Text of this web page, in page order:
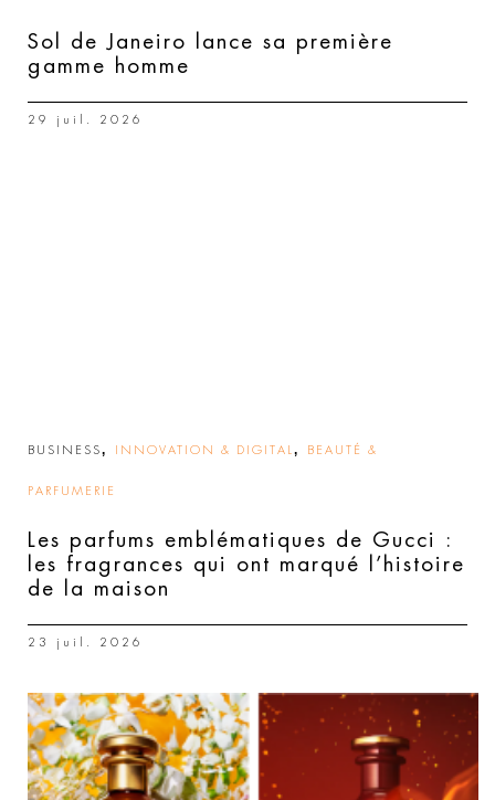
Sol de Janeiro lance sa première
gamme homme
29 juil. 2026
BUSINESS, INNOVATION & DIGITAL , BEAUTÉ &
PARFUMERIE
Les parfums emblématiques de Gucci :
les fragrances qui ont marqué l’histoire
de la maison
23 juil. 2026